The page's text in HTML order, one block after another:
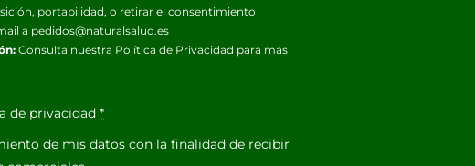
portabilidad, o retirar el consentimiento
a pedidos@naturalsalud.es
Consulta nuestra Política de Privacidad para más
de privacidad*
de mis datos con la finalidad de recibir